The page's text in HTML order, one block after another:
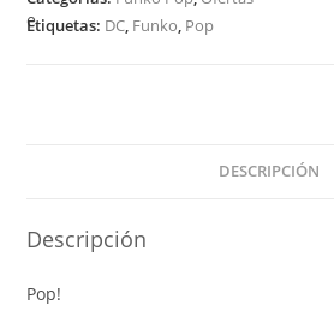
Woman
Etiquetas: DC, Funko, Pop
DESCRIPCIÓN
Descripción
Pop!